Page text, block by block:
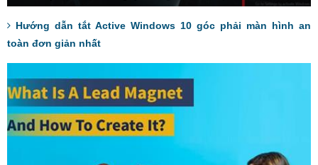
Hướng dẫn tắt Active Windows 10 góc phải màn hình an
toàn đơn giản nhất